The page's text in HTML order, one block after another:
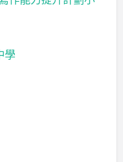
學